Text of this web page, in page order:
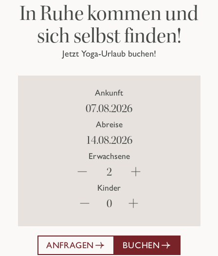
Jetzt Yoga-Urlaub buchen!
In Ruhe kommen und
sich selbst finden!
Ankunft
Abreise
Erwachsene
Kinder
ANFRAGEN BUCHEN